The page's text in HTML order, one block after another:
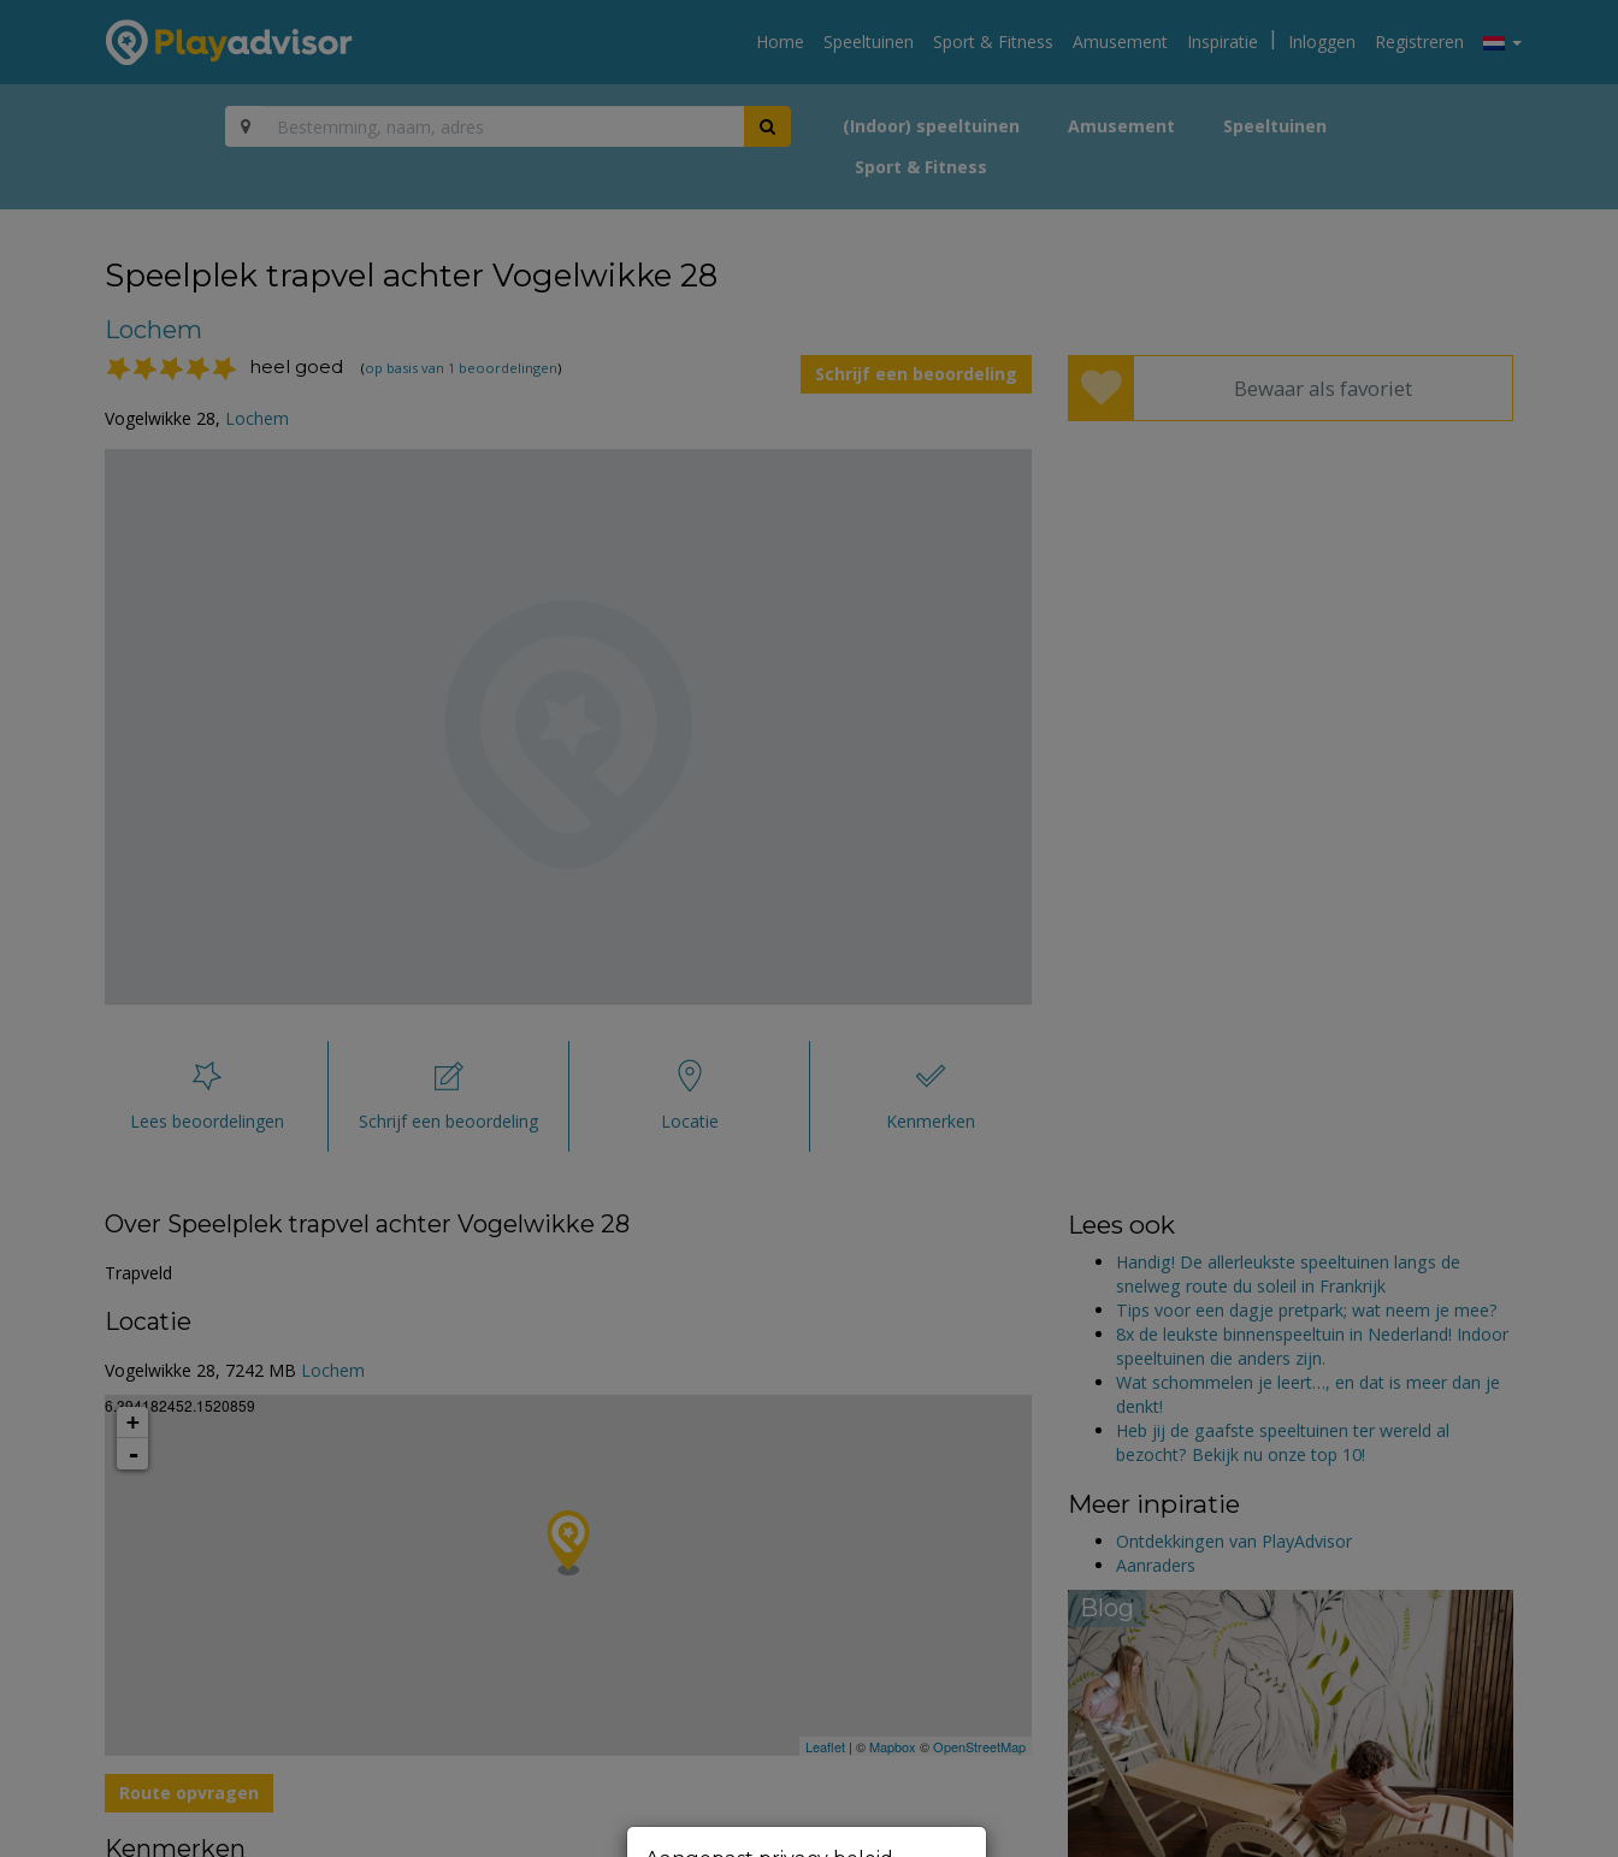
Home Speeltuinen Sport & Fitness Amusement Inspiratie | Inloggen Registreren
(Indoor) speeltuinen Amusement
Speeltuinen
Sport & Fitness
Speelplek trapvel achter Vogelwikke 28
Lochem
Schrijf een beoordeling
heel goed (op basis van 1 beoordelingen)
Vogelwikke 28, Lochem
Bewaar als favoriet
Lees beoordelingen Schrijf een beoordeling Locatie Kenmerken
Over Speelplek trapvel achter Vogelwikke 28
Trapveld
Locatie
Vogelwikke 28, 7242 MB Lochem
6.394182452.1520859
+
-
Leaflet | © Mapbox ©OpenStreetMap
Route opvragen
Kenmerken
Lees ook
Handig! De allerleukste speeltuinen langs de
snelweg route du soleil in Frankrijk
Tips voor een dagje pretpark; wat neem je mee?
8x de leukste binnenspeeltuin in Nederland! Indoor
speeltuinen die anders zijn.
Wat schommelen je leert…, en dat is meer dan je
denkt!
Heb jij de gaafste speeltuinen ter wereld al
bezocht? Bekijk nu onze top 10!
Meer inpiratie
Ontdekkingen van PlayAdvisor
Aanraders
Blog